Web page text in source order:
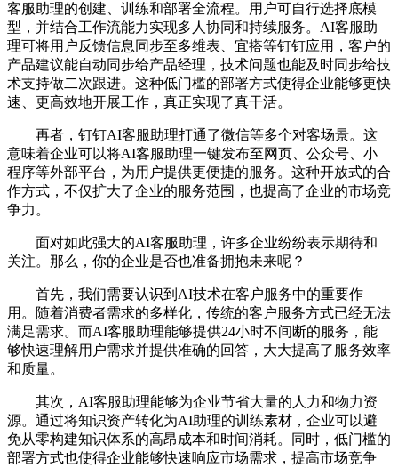
客服助理的创建、训练和部署全流程。用户可自行选择底模
型，并结合工作流能力实现多人协同和持续服务。AI客服助
理可将用户反馈信息同步至多维表、宜搭等钉钉应用，客户的
产品建议能自动同步给产品经理，技术问题也能及时同步给技
术支持做二次跟进。这种低门槛的部署方式使得企业能够更快
速、更高效地开展工作，真正实现了真干活。
再者，钉钉AI客服助理打通了微信等多个对客场景。这
意味着企业可以将AI客服助理一键发布至网页、公众号、小
程序等外部平台，为用户提供更便捷的服务。这种开放式的合
作方式，不仅扩大了企业的服务范围，也提高了企业的市场竞
争力。
面对如此强大的AI客服助理，许多企业纷纷表示期待和
关注。那么，你的企业是否也准备拥抱未来呢？
首先，我们需要认识到AI技术在客户服务中的重要作
用。随着消费者需求的多样化，传统的客户服务方式已经无法
满足需求。而AI客服助理能够提供24小时不间断的服务，能
够快速理解用户需求并提供准确的回答，大大提高了服务效率
和质量。
其次，AI客服助理能够为企业节省大量的人力和物力资
源。通过将知识资产转化为AI助理的训练素材，企业可以避
免从零构建知识体系的高昂成本和时间消耗。同时，低门槛的
部署方式也使得企业能够快速响应市场需求，提高市场竞争